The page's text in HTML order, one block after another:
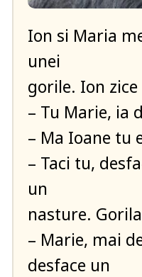
Ion si Maria
unei
gorile. Ion
– Tu Marie, ia
– Ma Ioane tu
– Taci tu,
un
nasture.
– Marie, mai
desface un